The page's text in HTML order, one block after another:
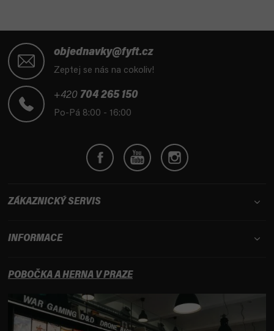
objednavky@fyft.cz
Zeptej se nás na cokoliv!
+420 704 265 150
Po-Pá 8:00 - 16:00
ZÁKAZNICKÝ SERVIS
INFORMACE
POBOČKA A HERNA V PRAZE